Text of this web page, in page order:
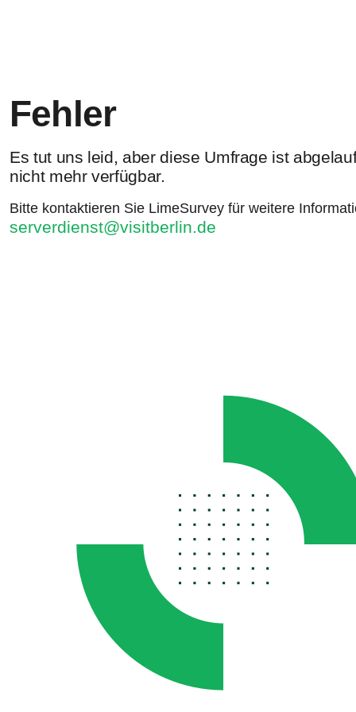
Fehler
Es tut uns leid, aber diese Umfrage ist
nicht mehr verfügbar.
Bitte kontaktieren Sie LimeSurvey für weitere
serverdienst@visitberlin.de